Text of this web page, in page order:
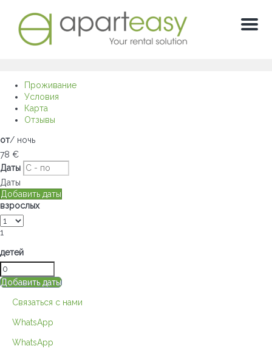
Меню
Проживание
Условия
Карта
Отзывы
от/ ночь
78 €
Даты
Даты
Добавить даты
взрослых
1
детей
Добавить даты
Связаться с нами
WhatsApp
WhatsApp